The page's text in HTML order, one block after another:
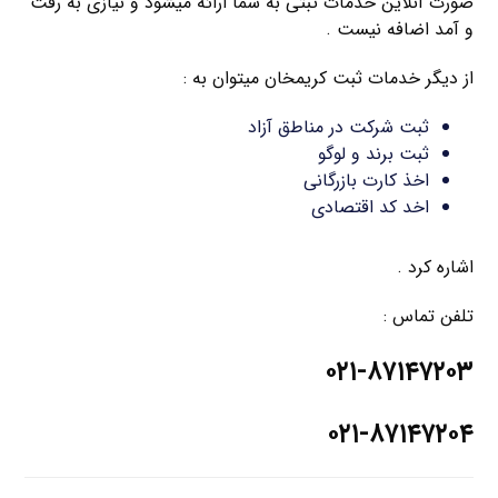
و آمد اضافه نیست .
از دیگر خدمات ثبت کریمخان میتوان به :
ثبت شرکت در مناطق آزاد
ثبت برند و لوگو
اخذ کارت بازرگانی
اخد کد اقتصادی
اشاره کرد .
تلفن تماس :
۰۲۱-۸۷۱۴۷۲۰۳
۰۲۱-۸۷۱۴۷۲۰۴